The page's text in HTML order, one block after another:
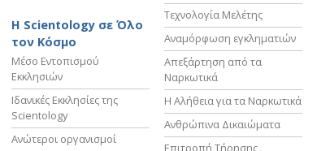
Η Scientology σε Όλο
τον Κόσμο
Μέσο Εντοπισμού
Εκκλησιών
Ιδανικές Εκκλησίες της
Scientology
Ανώτεροι οργανισμοί
Τεχνολογία Μελέτης
Αναμόρφωση εγκληματιών
Απεξάρτηση από τα
Ναρκωτικά
Η Αλήθεια για τα Ναρκωτικά
Ανθρώπινα Δικαιώματα
Επιτροπή Τήρησης